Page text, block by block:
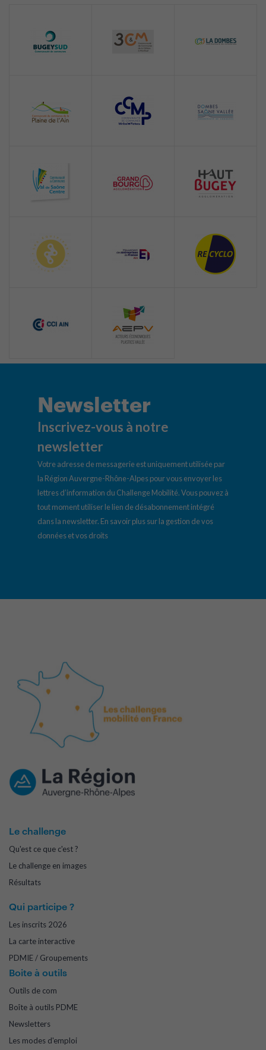
Newsletter
Inscrivez-vous à notre
newsletter
Votre adresse de messagerie est uniquement utilisée par
la Région Auvergne-Rhône-Alpes pour vous envoyer les
lettres d’information du Challenge Mobilité. Vous pouvez à
tout moment utiliser le lien de désabonnement intégré
dans la newsletter. En savoir plus sur la gestion de vos
données et vos droits
Le challenge
Qu'est ce que c'est ?
Le challenge en images
Résultats
Qui participe ?
Les inscrits 2026
La carte interactive
PDMIE / Groupements
Boite à outils
Outils de com
Boîte à outils PDME
Newsletters
Les modes d'emploi